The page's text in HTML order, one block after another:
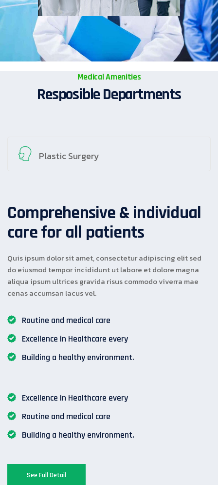
Medical Amenities
Resposible Departments
Plastic Surgery
Comprehensive & individual
care for all patients
Quis ipsum dolor sit amet, consectetur adipiscing elit sed
do eiusmod tempor incididunt ut labore et dolore magna
aliqua ipsum ultrices gravida risus commodo viverra mae
cenas accumsan lacus vel.
Routine and medical care
Excellence in Healthcare every
Building a healthy environment.
Excellence in Healthcare every
Routine and medical care
Building a healthy environment.
See Full Detail